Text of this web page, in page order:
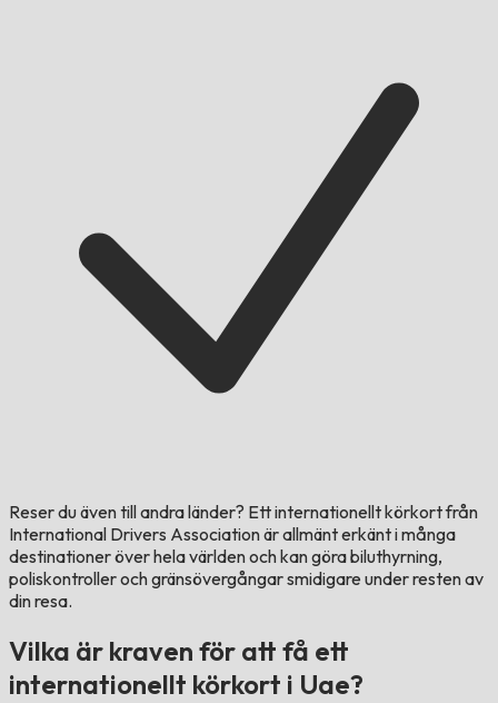
Reser du även till andra länder? Ett internationellt körkort från
International Drivers Association är allmänt erkänt i många
destinationer över hela världen och kan göra biluthyrning,
poliskontroller och gränsövergångar smidigare under resten av
din resa.
Vilka är kraven för att få ett
internationellt körkort i Uae?